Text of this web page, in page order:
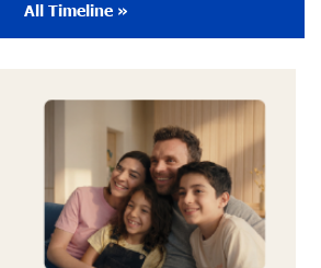
for the Future Foundation
9 months ago
from the “Born in Artsakh”
Arsen Safaryan, Performed at the
Concert of the “Artis Futura”
with the Moscow “Russian
Orchestra
9 months ago
All Timeline »